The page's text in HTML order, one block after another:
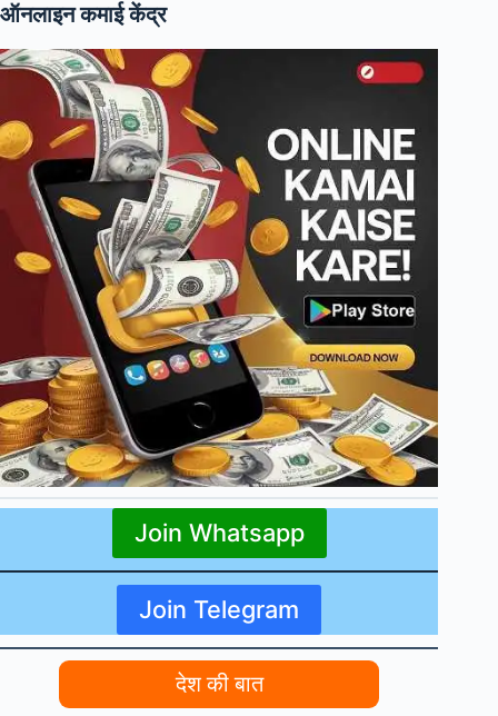
ऑनलाइन कमाई केंद्र
Join Whatsapp
Join Telegram
देश की बात